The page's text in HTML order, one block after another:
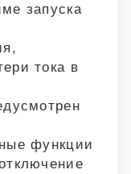
запуска
тока в
функции